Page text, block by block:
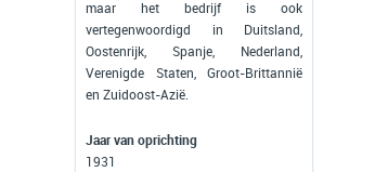
maar het bedrijf is ook
vertegenwoordigd in Duitsland,
Oostenrijk, Spanje, Nederland,
Verenigde Staten, Groot-Brittannië
en Zuidoost-Azië.
Jaar van oprichting
1931